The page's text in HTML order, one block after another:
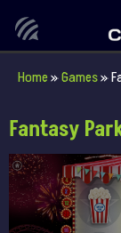
Home»Games»
Fantasy